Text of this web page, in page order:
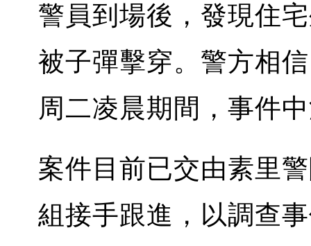
警員到場後，發現住
被子彈擊穿。警方相
周二凌晨期間，事件
案件目前已交由素里
組接手跟進，以調查